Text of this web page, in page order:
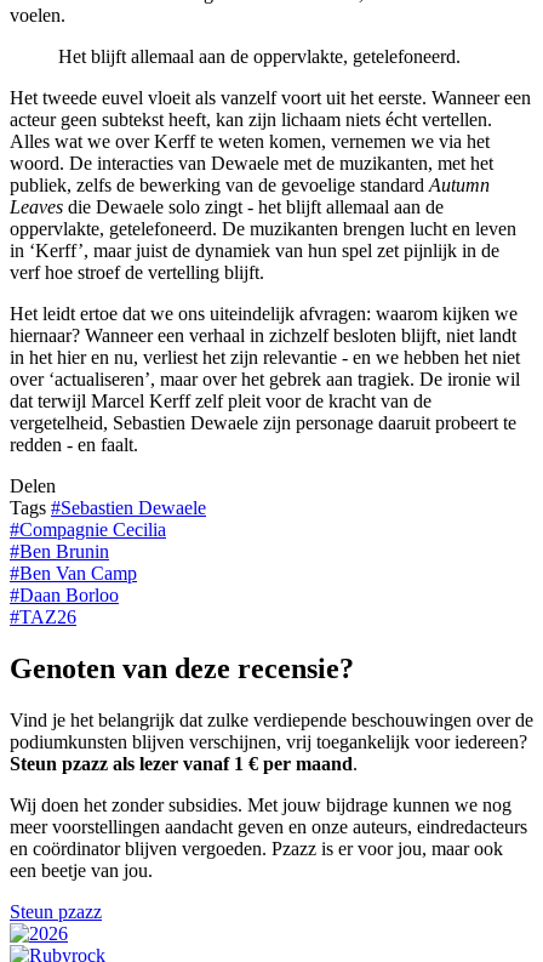
voelen.
Het blijft allemaal aan de oppervlakte, getelefoneerd.
Het tweede euvel vloeit als vanzelf voort uit het eerste. Wanneer een
acteur geen subtekst heeft, kan zijn lichaam niets écht vertellen.
Alles wat we over Kerff te weten komen, vernemen we via het
woord. De interacties van Dewaele met de muzikanten, met het
publiek, zelfs de bewerking van de gevoelige standard Autumn
Leaves die Dewaele solo zingt - het blijft allemaal aan de
oppervlakte, getelefoneerd. De muzikanten brengen lucht en leven
in ‘Kerff’, maar juist de dynamiek van hun spel zet pijnlijk in de
verf hoe stroef de vertelling blijft.
Het leidt ertoe dat we ons uiteindelijk afvragen: waarom kijken we
hiernaar? Wanneer een verhaal in zichzelf besloten blijft, niet landt
in het hier en nu, verliest het zijn relevantie - en we hebben het niet
over ‘actualiseren’, maar over het gebrek aan tragiek. De ironie wil
dat terwijl Marcel Kerff zelf pleit voor de kracht van de
vergetelheid, Sebastien Dewaele zijn personage daaruit probeert te
redden - en faalt.
Delen
Tags #Sebastien Dewaele
#Compagnie Cecilia
#Ben Brunin
#Ben Van Camp
#Daan Borloo
#TAZ26
Genoten van deze recensie?
Vind je het belangrijk dat zulke verdiepende beschouwingen over de
podiumkunsten blijven verschijnen, vrij toegankelijk voor iedereen?
Steun pzazz als lezer vanaf 1 € per maand.
Wij doen het zonder subsidies. Met jouw bijdrage kunnen we nog
meer voorstellingen aandacht geven en onze auteurs, eindredacteurs
en coördinator blijven vergoeden. Pzazz is er voor jou, maar ook
een beetje van jou.
Steun pzazz